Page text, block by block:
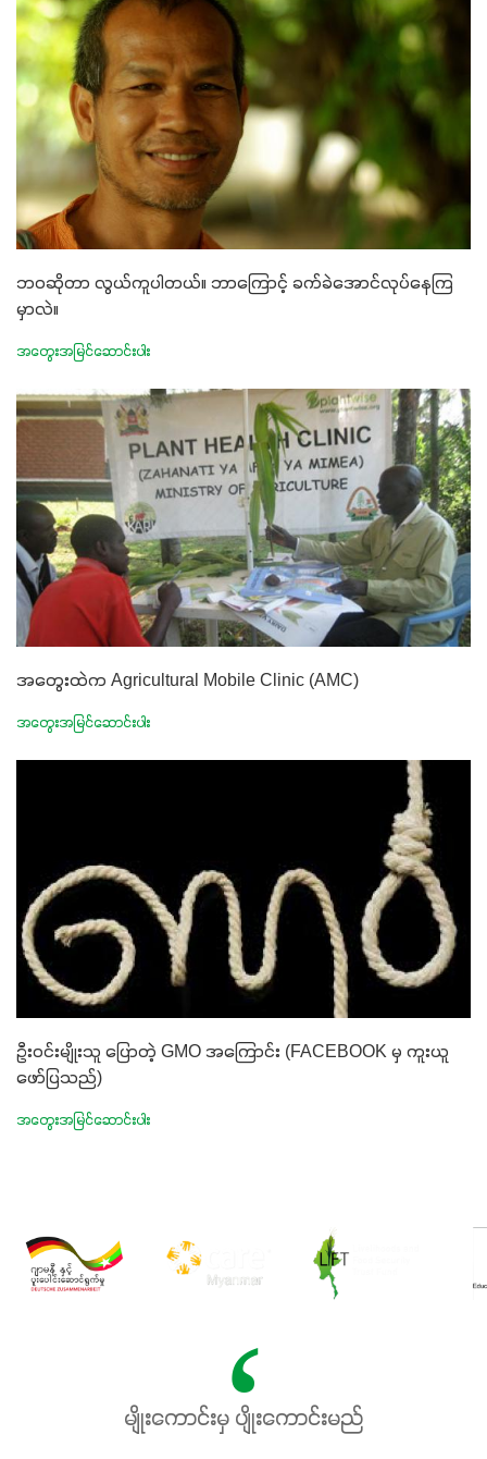
ဘဝဆိုတာ လွယ်ကူပါတယ်။ ဘာကြောင့် ခက်ခဲအောင်လုပ်နေကြ
မှာလဲ။
အတွေးအမြင်ဆောင်းပါး
အတွေးထဲက Agricultural Mobile Clinic (AMC)
အတွေးအမြင်ဆောင်းပါး
ဦးဝင်းမျိုးသူ ပြောတဲ့ GMO အကြောင်း (FACEBOOK မှ ကူးယူ
ဖော်ပြသည်)
အတွေးအမြင်ဆောင်းပါး
မျိုးကောင်းမှ ပျိုးကောင်းမည်